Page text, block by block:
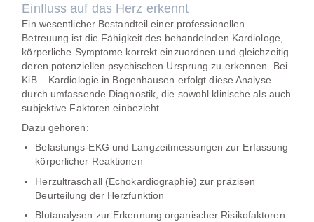
Einfluss auf das Herz erkennt
Ein wesentlicher Bestandteil einer professionellen
Betreuung ist die Fähigkeit des behandelnden Kardiologe
körperliche Symptome korrekt einzuordnen und gleichzeitig
deren potenziellen psychischen Ursprung zu erkennen. Bei
KiB – Kardiologie in Bogenhausen erfolgt diese Analyse
durch umfassende Diagnostik, die sowohl klinische als auch
subjektive Faktoren einbezieht.
Dazu gehören:
Belastungs-EKG und Langzeitmessungen zur Erfassung
körperlicher Reaktionen
Herzultraschall (Echokardiographie) zur präzisen
Beurteilung der Herzfunktion
Blutanalysen zur Erkennung organischer Risikofaktoren